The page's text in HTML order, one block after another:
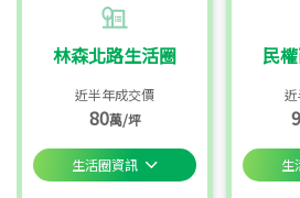
林森北路生活圈
近半年成交價
80萬/坪
生活圈資訊
民
生